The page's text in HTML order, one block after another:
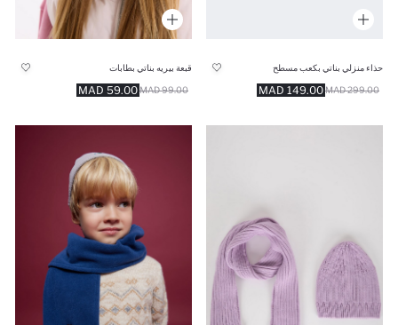
حذاء منزلي بناتي بكعب مسطح
149.00 MAD 299.00 MAD
قبعة بيريه بناتي بطابات
59.00 MAD 99.00 MAD